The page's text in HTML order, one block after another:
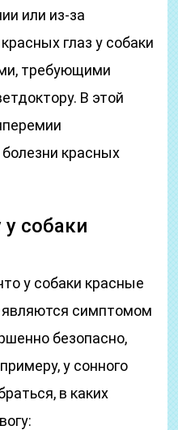
или из-за
глаз у собаки
требующими
В этой
красных
собаки
у собаки красные
являются симптомом
безопасно,
у сонного
в каких